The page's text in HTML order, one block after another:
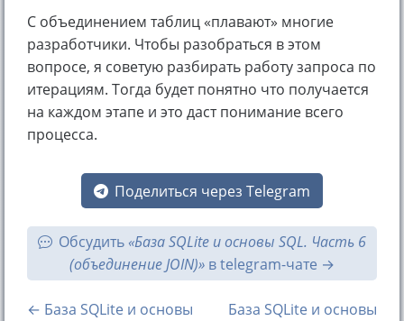
С объединением таблиц «плавают» многие
разработчики. Чтобы разобраться в этом
вопросе, я советую разбирать работу запроса по
итерациям. Тогда будет понятно что получается
на каждом этапе и это даст понимание всего
процесса.
Поделиться через Telegram
Обсудить «База SQLite и основы SQL. Часть 6
(объединение JOIN)» в telegram-чате
← База SQLite и основы
База SQLite и основы